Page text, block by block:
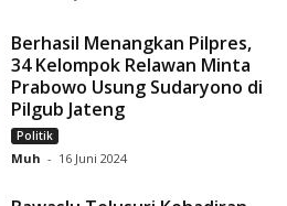
Berhasil Menangkan Pilpres,
34 Kelompok Relawan Minta
Prabowo Usung Sudaryono di
Pilgub Jateng
Politik
Muh - 16 Juni 2024